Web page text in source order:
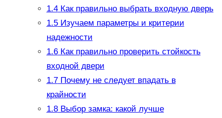
1.4Как правильно выбрать входную дверь
1.5Изучаем параметры и критерии
надежности
1.6Как правильно проверить стойкость
входной двери
1.7Почему не следует впадать в
крайности
1.8Выбор замка: какой лучше